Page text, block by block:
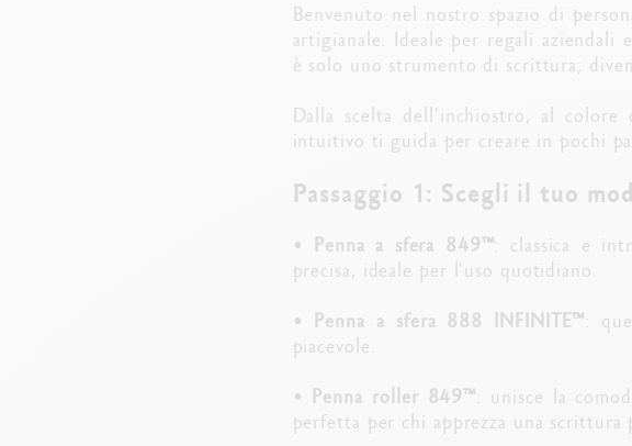
Benvenuto nel nostro spazio di
artigianale. Ideale per regali aziendali
è solo uno strumento di scrittura;
Dalla scelta dell'inchiostro, al
intuitivo ti guida per creare in pochi
Passaggio 1: Scegli il tuo
• Penna a sfera 849™ : classica e
precisa, ideale per l'uso quotidiano.
• Penna a sfera 888 INFINITE™ :
piacevole.
• Penna roller 849™ : unisce la
perfetta per chi apprezza una scrittura